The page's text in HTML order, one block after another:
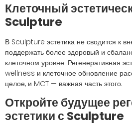
Клеточный
Sculpture
В Sculpture эстетика не сводится к
поддержать более здоровый и
клеточном уровне. Регенеративная
wellness и клеточное обновление
целое, и MCT — важная часть этого.
Откройте будущее
эстетики с Sculpture